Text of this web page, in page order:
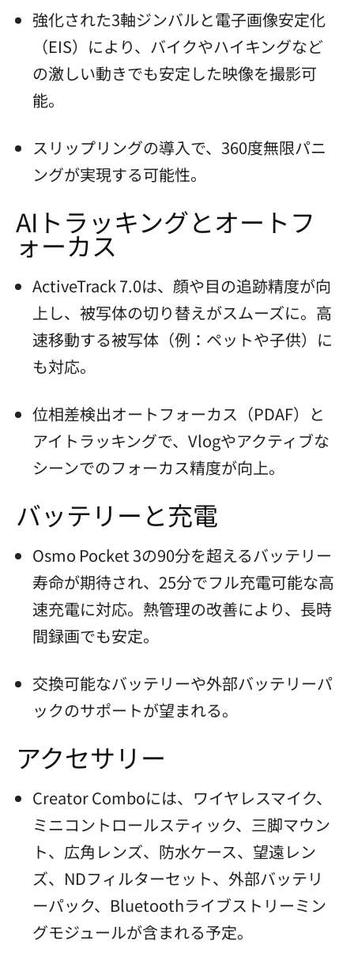
強化された3軸ジンバルと電子画像安定化
（EIS）により、バイクやハイキングなど
の激しい動きでも安定した映像を撮影可
能。
スリップリングの導入で、360度無限パニ
ングが実現する可能性。
AIトラッキングとオートフ
ォーカス
ActiveTrack 7.0は、顔や目の追跡精度が向
上し、被写体の切り替えがスムーズに。高
速移動する被写体（例：ペットや子供）に
も対応。
位相差検出オートフォーカス（PDAF）と
アイトラッキングで、Vlogやアクティブな
シーンでのフォーカス精度が向上。
バッテリーと充電
Osmo Pocket 3の90分を超えるバッテリー
寿命が期待され、25分でフル充電可能な高
速充電に対応。熱管理の改善により、長時
間録画でも安定。
交換可能なバッテリーや外部バッテリーパ
ックのサポートが望まれる。
アクセサリー
Creator Comboには、ワイヤレスマイク、
ミニコントロールスティック、三脚マウン
ト、広角レンズ、防水ケース、望遠レン
ズ、NDフィルターセット、外部バッテリ
ーパック、Bluetoothライブストリーミン
グモジュールが含まれる予定。